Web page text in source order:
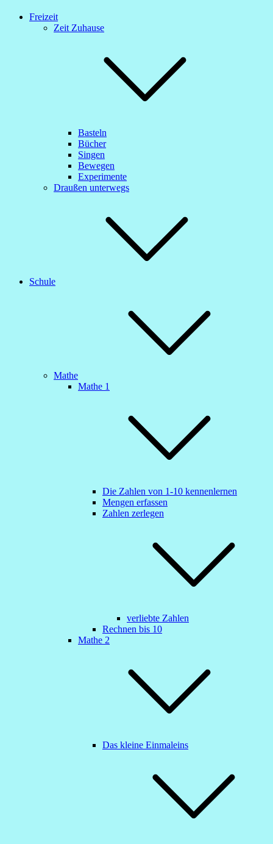
Freizeit
Zeit Zuhause
Basteln
Bücher
Singen
Bewegen
Experimente
Draußen unterwegs
Schule
Mathe
Mathe 1
Die Zahlen von 1-10 kennenlernen
Mengen erfassen
Zahlen zerlegen
verliebte Zahlen
Rechnen bis 10
Mathe 2
Das kleine Einmaleins